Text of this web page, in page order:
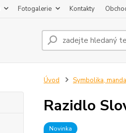
Fotogalerie Kontakty
Úvod Symbolika,
Razidlo
Novinka